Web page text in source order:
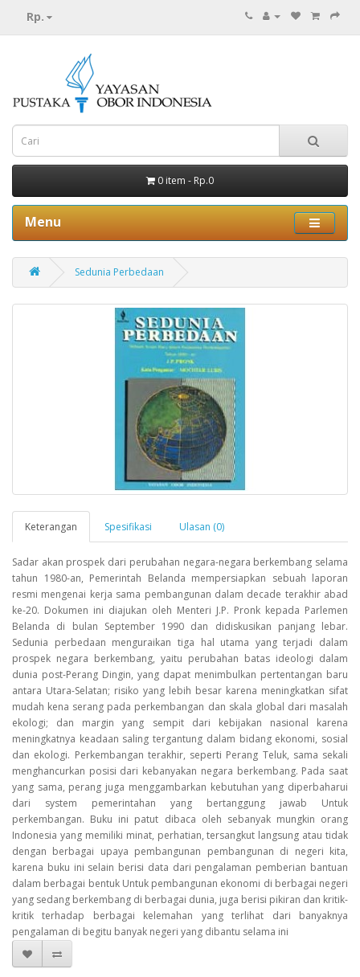
Rp.
0 item - Rp.0
Menu
Sedunia Perbedaan
Keterangan Spesifikasi Ulasan (0)
Sadar akan prospek dari perubahan negara-negara berkembang selama
tahun 1980-an, Pemerintah Belanda mempersiapkan sebuah laporan
resmi mengenai kerja sama pembangunan dalam decade terakhir abad
ke-20. Dokumen ini diajukan oleh Menteri J.P. Pronk kepada Parlemen
Belanda di bulan September 1990 dan didiskusikan panjang lebar.
Sedunia perbedaan menguraikan tiga hal utama yang terjadi dalam
prospek negara berkembang, yaitu perubahan batas ideologi dalam
dunia post-Perang Dingin, yang dapat menimbulkan pertentangan baru
antara Utara-Selatan; risiko yang lebih besar karena meningkatkan sifat
mudah kena serang pada perkembangan dan skala global dari masalah
ekologi; dan margin yang sempit dari kebijakan nasional karena
meningkatnya keadaan saling tergantung dalam bidang ekonomi, sosial
dan ekologi. Perkembangan terakhir, seperti Perang Teluk, sama sekali
menghancurkan posisi dari kebanyakan negara berkembang. Pada saat
yang sama, perang juga menggambarkan kebutuhan yang diperbaharui
dari system pemerintahan yang bertanggung jawab Untuk
perkembangan. Buku ini patut dibaca oleh sebanyak mungkin orang
Indonesia yang memiliki minat, perhatian, tersangkut langsung atau tidak
dengan berbagai upaya pembangunan pembangunan di negeri kita,
karena buku ini selain berisi data dari pengalaman pemberian bantuan
dalam berbagai bentuk Untuk pembangunan ekonomi di berbagai negeri
yang sedang berkembang di berbagai dunia, juga berisi pikiran dan kritik-
kritik terhadap berbagai kelemahan yang terlihat dari banyaknya
pengalaman di begitu banyak negeri yang dibantu selama ini